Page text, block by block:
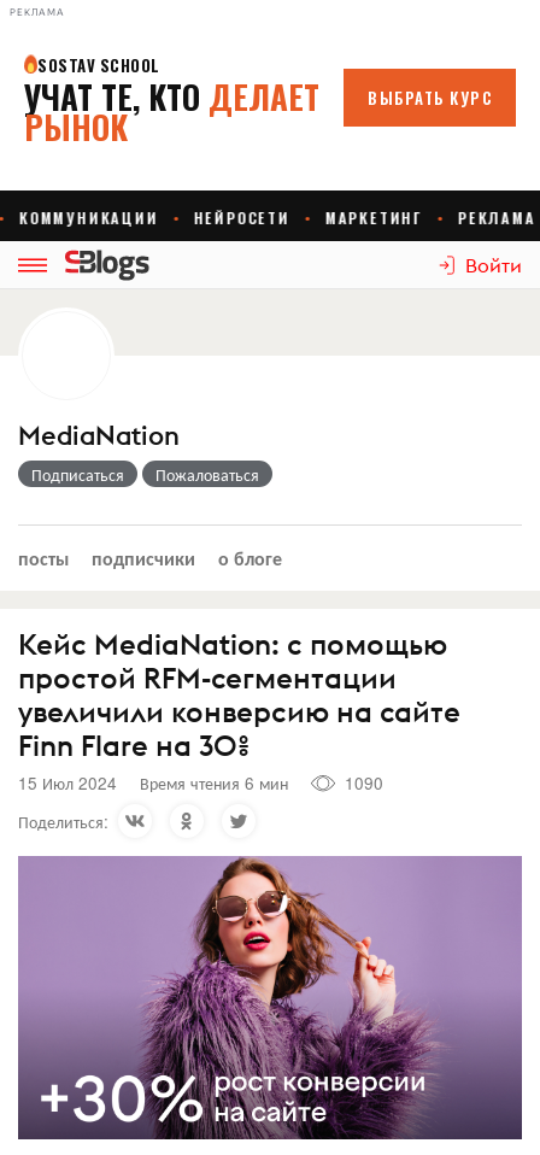
РЕКЛАМА
Войти
MediaNation
Подписаться Пожаловаться
посты подписчики о блоге
Кейс MediaNation: с помощью
простой RFM-сегментации
увеличили конверсию на сайте
Finn Flare на 30%
15 Июл 2024 Время чтения 6 мин
1090
Поделиться: